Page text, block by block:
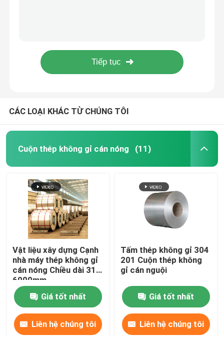
Ống thép không gỉ hàn
Dải thép không gỉ
Thép cuộn cacbon thấp
Tấm thép carbon
Ống thép carbon liền mạch
Thép cuộn mạ kẽm
Tấm thép mạ kẽm
CÁC LOẠI KHÁC TỪ CHÚNG TÔI
Cuộn thép không gỉ cán nóng (11)
Vật liệu xây dựng Cạnh
nhà máy thép không gỉ
cán nóng Chiều dài 316
6000mm
Giá tốt nhất
Liên hệ chúng tôi
Tấm thép không gỉ 304
201 Cuộn thép không
gỉ cán nguội
Giá tốt nhất
Liên hệ chúng tôi